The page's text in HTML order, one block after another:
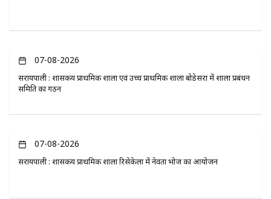
07-08-2026
सरायपाली : शासकीय प्राथमिक शाला एवं उच्च प्राथमिक शाला बोडेसरा में शाला प्रबंधन
समिति का गठन
07-08-2026
सरायपाली : शासकीय प्राथमिक शाला रिसेकेला में नेवता भोज का आयोजन